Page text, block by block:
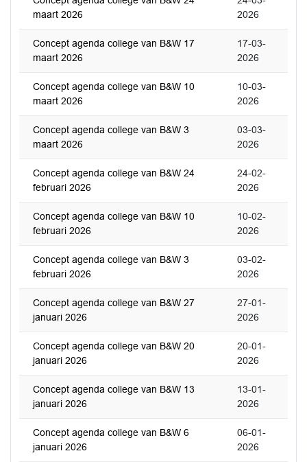
maart 2026
2026
Concept agenda college van B&W 17
maart 2026
17-03-
2026
Concept agenda college van B&W 10
maart 2026
10-03-
2026
Concept agenda college van B&W 3
maart 2026
03-03-
2026
Concept agenda college van B&W 24
februari 2026
24-02-
2026
Concept agenda college van B&W 10
februari 2026
10-02-
2026
Concept agenda college van B&W 3
februari 2026
03-02-
2026
Concept agenda college van B&W 27
januari 2026
27-01-
2026
Concept agenda college van B&W 20
januari 2026
20-01-
2026
Concept agenda college van B&W 13
januari 2026
13-01-
2026
Concept agenda college van B&W 6
januari 2026
06-01-
2026